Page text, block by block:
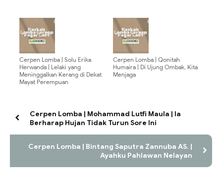
Cerpen Lomba | Solu Erika
Herwanda | Lelaki yang
Meninggalkan Kerang di Dekat
Mayat Perempuan
Cerpen Lomba | Qonitah
Humaira | Di Ujung Ombak, Kita
Menjaga
Cerpen Lomba | Mohammad Lutfi Maula | Ia
Berharap Hujan Tidak Turun Sore Ini
Cerpen Lomba | Bintang Saputra Zannuba AS. |
Ayahku Pahlawan Nelayan